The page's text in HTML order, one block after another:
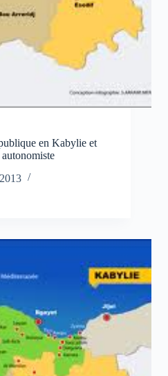
en Kabylie et